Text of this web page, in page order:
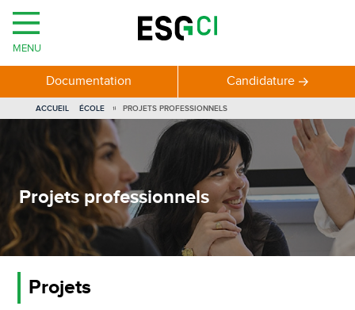
Projets professionnels
Projets
MENU
Documentation Candidature
VOUS
ÊTES
ACCUEIL ÉCOLE PROJETS PROFESSIONNELS